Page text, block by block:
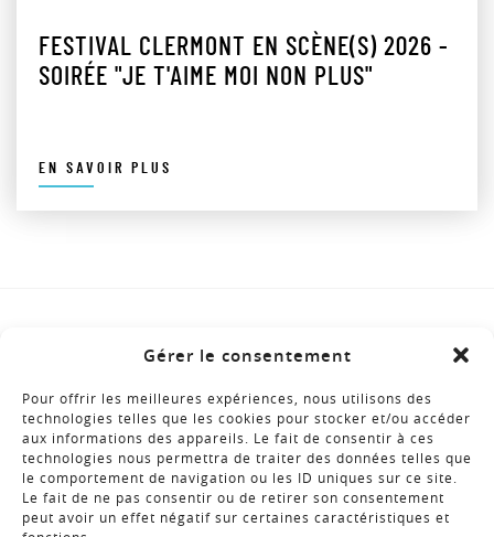
Gérer le consentement
Pour offrir les meilleures expériences, nous utilisons des
technologies telles que les cookies pour stocker et/ou accéder
aux informations des appareils. Le fait de consentir à ces
technologies nous permettra de traiter des données telles que
le comportement de navigation ou les ID uniques sur ce site.
Le fait de ne pas consentir ou de retirer son consentement
peut avoir un effet négatif sur certaines caractéristiques et
FESTIVAL CLERMONT EN SCÈNE(S) 2026 -
SOIRÉE "JE T'AIME MOI NON PLUS"
EN SAVOIR PLUS
BROCHURES